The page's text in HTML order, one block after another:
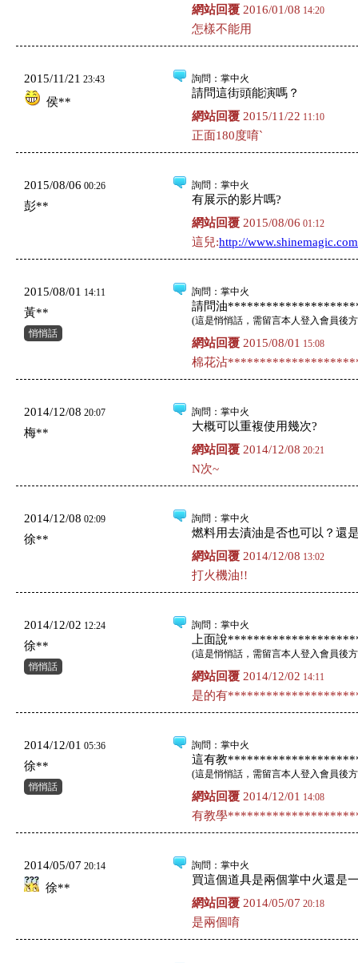
網站回覆 2016/01/08 14:20
怎樣不能用
2015/11/21 23:43
侯**
詢問 ：掌中火
請問這街頭能演嗎？
網站回覆 2015/11/22 11:10
正面180度唷`
2015/08/06 00:26
彭**
詢問 ：掌中火
有展示的影片嗎?
網站回覆 2015/08/06 01:12
這兒:http://
2015/08/01 14:11
黃**
悄悄話
詢問 ：掌中火
請問油
(這是悄悄話，需留言本人登入會員後
網站回覆 2015/08/01 15:08
棉花沾
2014/12/08 20:07
梅**
詢問 ：掌中火
大概可以重複使用幾次?
網站回覆 2014/12/08 20:21
N次~
2014/12/08 02:09
徐**
詢問 ：掌中火
燃料用去漬油是否也可以？還
網站回覆 2014/12/08 13:02
打火機油!!
2014/12/02 12:24
徐**
悄悄話
詢問 ：掌中火
上面說
(這是悄悄話，需留言本人登入會員後
網站回覆 2014/12/02 14:11
是的有
2014/12/01 05:36
徐**
悄悄話
詢問 ：掌中火
這有教
(這是悄悄話，需留言本人登入會員後
網站回覆 2014/12/01 14:08
有教學
2014/05/07 20:14
徐**
詢問 ：掌中火
買這個道具是兩個掌中火還是
網站回覆 2014/05/07 20:18
是兩個唷